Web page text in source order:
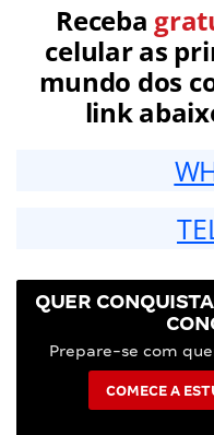
Receba
celular as
mundo dos
link
QUER
Prepare-se com
COMECE A